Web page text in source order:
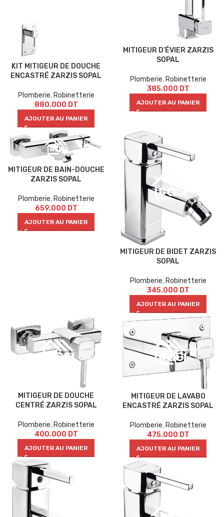
KIT MITIGEUR DE DOUCHE
ENCASTRÉ ZARZIS SOPAL
Plomberie, Robinetterie
880.000 DT
AJOUTER AU PANIER
MITIGEUR D’ÉVIER ZARZIS
SOPAL
Plomberie, Robinetterie
385.000 DT
AJOUTER AU PANIER
MITIGEUR DE BAIN-DOUCHE
ZARZIS SOPAL
Plomberie, Robinetterie
659.000 DT
AJOUTER AU PANIER
MITIGEUR DE BIDET ZARZIS
SOPAL
Plomberie, Robinetterie
345.000 DT
AJOUTER AU PANIER
MITIGEUR DE DOUCHE
CENTRÉ ZARZIS SOPAL
Plomberie, Robinetterie
400.000 DT
AJOUTER AU PANIER
MITIGEUR DE LAVABO
ENCASTRÉ ZARZIS SOPAL
Plomberie, Robinetterie
475.000 DT
AJOUTER AU PANIER